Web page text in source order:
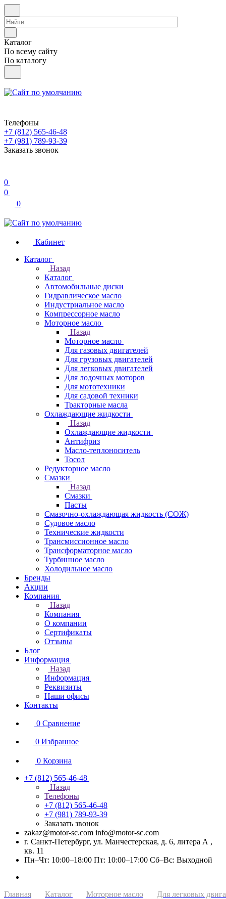
Каталог
По всему сайту
По каталогу
Телефоны
+7 (812) 565-46-48
+7 (981) 789-93-39
Заказать звонок
0
0
0
Кабинет
Каталог
Назад
Каталог
Автомобильные диски
Гидравлическое масло
Индустриальное масло
Компрессорное масло
Моторное масло
Назад
Моторное масло
Для газовых двигателей
Для грузовых двигателей
Для легковых двигателей
Для лодочных моторов
Для мототехники
Для садовой техники
Тракторные масла
Охлаждающие жидкости
Назад
Охлаждающие жидкости
Антифриз
Масло-теплоноситель
Тосол
Редукторное масло
Смазки
Назад
Смазки
Пасты
Смазочно-охлаждающая жидкость (СОЖ)
Судовое масло
Технические жидкости
Трансмиссионное масло
Трансформаторное масло
Турбинное масло
Холодильное масло
Бренды
Акции
Компания
Назад
Компания
О компании
Сертификаты
Отзывы
Блог
Информация
Назад
Информация
Реквизиты
Наши офисы
Контакты
0 Сравнение
0 Избранное
0 Корзина
+7 (812) 565-46-48
Назад
Телефоны
+7 (812) 565-46-48
+7 (981) 789-93-39
Заказать звонок
zakaz@motor-sc.com info@motor-sc.com
г. Санкт-Петербург, ул. Манчестерская, д. 6, литера А ,
кв. 11
Пн–Чт: 10:00–18:00 Пт: 10:00–17:00 Сб–Вс: Выходной
Главная Каталог Моторное масло Для легковых